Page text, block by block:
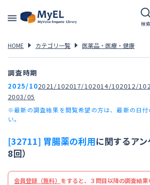
検索
HOME カテゴリ一覧 医薬品・医療・健康
調査時期
2025/102021/102017/102014/102012/10
2003/05
※最新の調査結果を閲覧希望の方は、最新の日付
い。
[32711] 胃腸薬の利用に関するア
8回）
会員登録（無料） をすると、３問目以降の調査結果